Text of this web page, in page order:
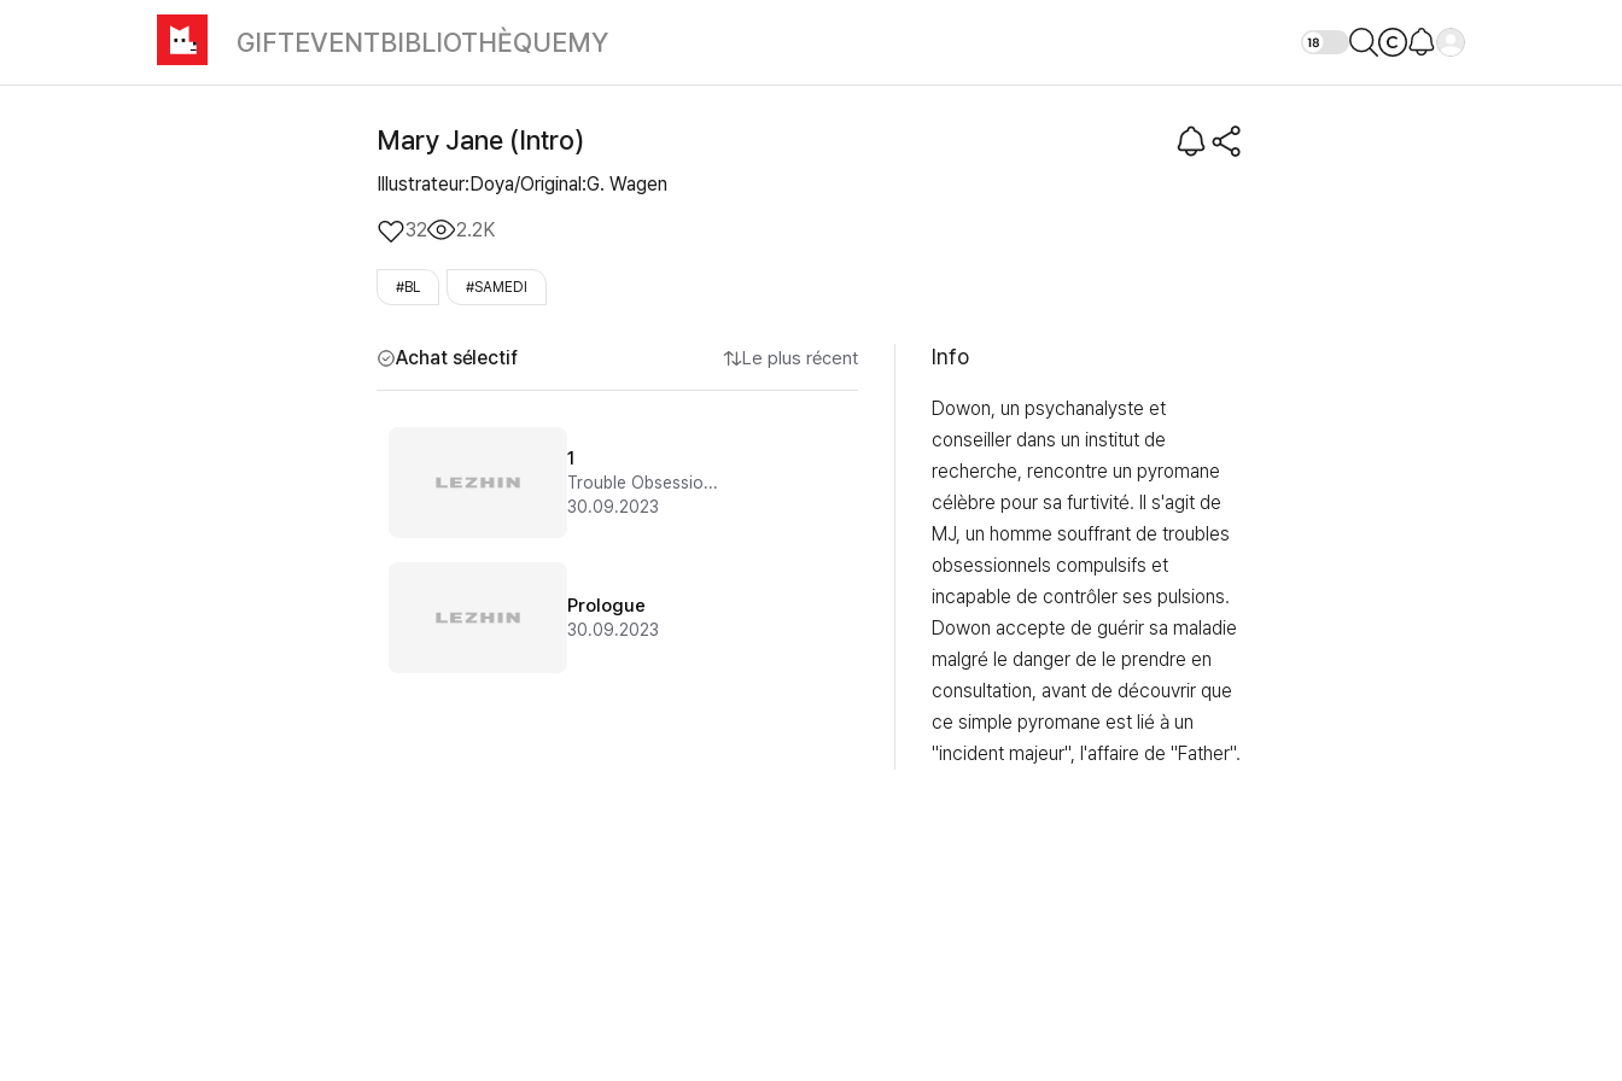
GIFTEVENTBIBLIOTHÈQUEMY
Mary Jane (Intro)
Illustrateur:Doya/Original:G. Wagen
32
2.2K
#BL #SAMEDI
Achat sélectif Le plus récent
1
Trouble Obsessionnel Compulsif
30.09.2023
Prologue
30.09.2023
Info
Dowon, un psychanalyste et
conseiller dans un institut de
recherche, rencontre un pyromane
célèbre pour sa furtivité. Il s'agit de
MJ, un homme souffrant de troubles
obsessionnels compulsifs et
incapable de contrôler ses pulsions.
Dowon accepte de guérir sa maladie
malgré le danger de le prendre en
consultation, avant de découvrir que
ce simple pyromane est lié à un
"incident majeur", l'affaire de "Father".